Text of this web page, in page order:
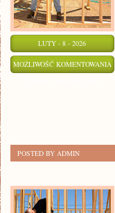
LUTY - 8 - 2026
MOŻLIWOŚĆ KOMENTOWANIA
POSTED BY ADMIN